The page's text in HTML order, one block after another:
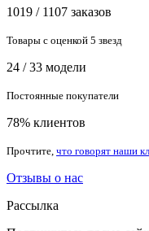
1019 / 1107 заказов
Товары с оценкой 5 звезд
24 / 33 модели
Постоянные покупатели
78% клиентов
Прочтите, что говорят наши
Отзывы о нас
Рассылка